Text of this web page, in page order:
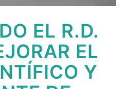
EL R.D.
EL
Y